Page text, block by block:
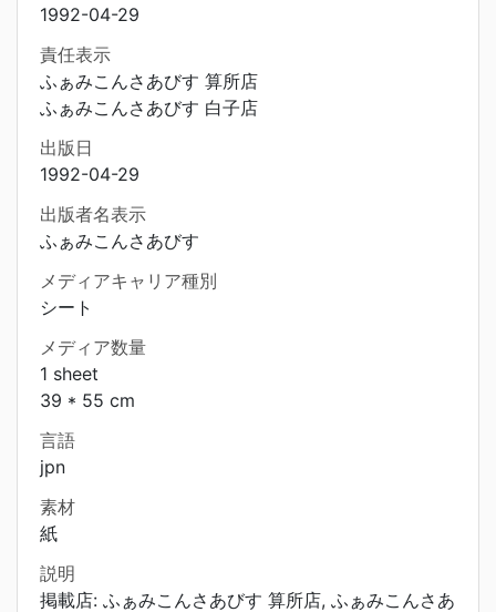
1992-04-29
責任表示
ふぁみこんさあびす 算所店
ふぁみこんさあびす 白子店
出版日
1992-04-29
出版者名表示
ふぁみこんさあびす
メディアキャリア種別
シート
メディア数量
1 sheet
39 * 55 cm
言語
jpn
素材
紙
説明
掲載店: ふぁみこんさあびす 算所店, ふぁみこんさあ